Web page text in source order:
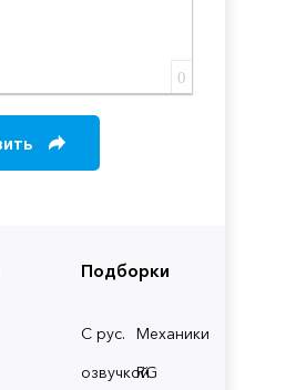
Подборки
С рус.
озвучкой
Механики
RG
0